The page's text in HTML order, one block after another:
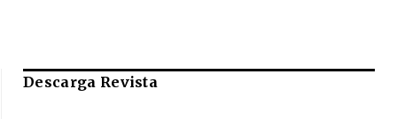
Descarga Revista